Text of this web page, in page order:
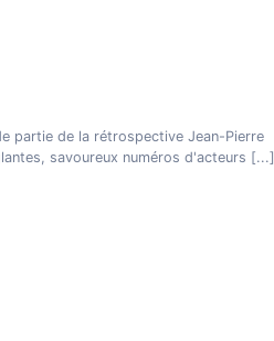
partie de la rétrospective Jean-Pierre
savoureux numéros d'acteurs [...]